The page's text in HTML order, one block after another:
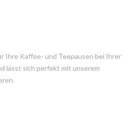
Ihre Kaffee- und Teepausen bei Ihrer
lässt sich perfekt mit unserem